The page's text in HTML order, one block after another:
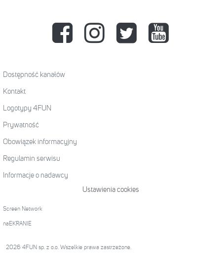
Dostępność kanałów
Kontakt
Logotypy 4FUN
Prywatność
Obowiązek informacyjny
Regulamin serwisu
Informacje o nadawcy
Ustawienia cookies
Screen Network
naEKRANIE
2026 4FUN sp. z o.o. Wszelkie prawa zastrzeżone.